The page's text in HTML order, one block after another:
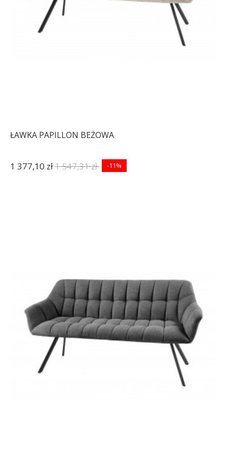
ŁAWKA PAPILLON BEŻOWA
1 377,10 zł1 547,31 zł -11%